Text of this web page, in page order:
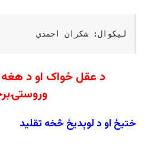
لیکوال: شکران احمدي
د عقل ځواک او د
ختیځ او د لوېدیځ څخه تقلید